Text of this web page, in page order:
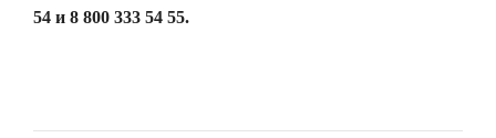
54 и 8 800 333 54 55.